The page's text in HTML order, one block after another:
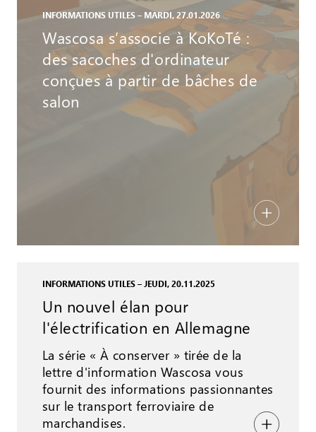
INFORMATIONS UTILES – MARDI, 27.01.2026
Wascosa s’associe à KoKoTé :
des sacoches d'ordinateur
conçues à partir de bâches de
salon
INFORMATIONS UTILES – JEUDI, 20.11.2025
Un nouvel élan pour
l'électrification en Allemagne
La série « À conserver » tirée de la
lettre d'information Wascosa vous
fournit des informations passionnantes
sur le transport ferroviaire de
marchandises.